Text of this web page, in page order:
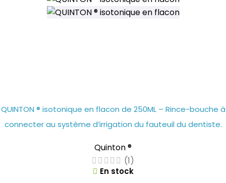
QUINTON ® isotonique en flacon de 250ML – Rince-bouche à
connecter au système d’irrigation du fauteuil du dentiste.
Quinton ®
(1)
En stock